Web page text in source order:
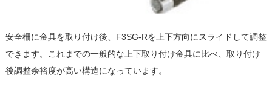
安全柵に金具を取り付け後、F3SG-Rを上下方向にスライドして調整
できます。これまでの一般的な上下取り付け金具に比べ、取り付け
後調整余裕度が高い構造になっています。